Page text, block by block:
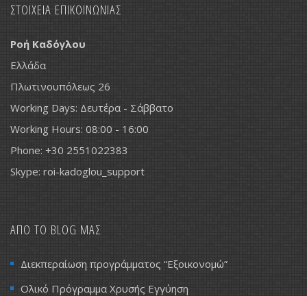
ΣΤΟΙΧΕΙΑ ΕΠΙΚΟΙΝΩΝΙΑΣ
Ροή Καδόγλου
Ελλάδα
Πλωτινουπόλεως 26
Working Days: Δευτέρα - Σάββατο
Working Hours: 08:00 - 16:00
Phone: +30 2551022383
Skype: roi-kadoglou_support
ΑΠΟ ΤΟ BLOG ΜΑΣ
Διεκπεραίωση προγράμματος “Εξοικονομώ”
Ολικό Πρόγραμμα Χρυσής Εγγύηση